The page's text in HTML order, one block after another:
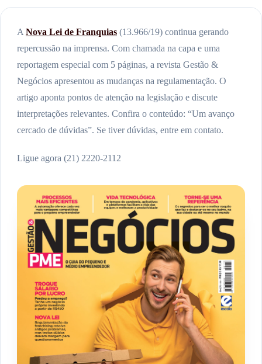
A Nova Lei de Franquias (13.966/19) continua gerando
repercussão na imprensa. Com chamada na capa e uma
reportagem especial com 5 páginas, a revista Gestão &
Negócios apresentou as mudanças na regulamentação. O
artigo aponta pontos de atenção na legislação e discute
interpretações relevantes. Confira o conteúdo: “Um avanço
cercado de dúvidas”. Se tiver dúvidas, entre em contato.
Ligue agora (21) 2220-2112